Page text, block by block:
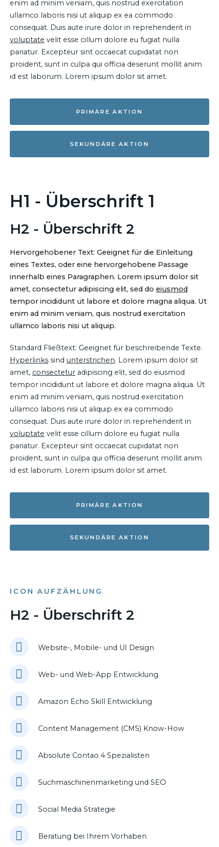
enim ad minim veniam, quis nostrud exercitation
ullamco laboris nisi ut aliquip ex ea commodo
consequat. Duis aute irure dolor in reprehenderit in
voluptate velit esse cillum dolore eu fugiat nulla
pariatur. Excepteur sint occaecat cupidatat non
proident, sunt in culpa qui officia deserunt mollit anim
id est laborum. Lorem ipsum dolor sit amet.
PRIMÄRE AKTION
SEKUNDÄRE AKTION
H1 - Überschrift 1
H2 - Überschrift 2
Hervorgehobener Text: Geeignet für die Einleitung
eines Textes, oder eine hervorgehobene Passage
innerhalb eines Paragraphen. Lorem ipsum dolor sit
amet, consectetur adipiscing elit, sed do eiusmod
tempor incididunt ut labore et dolore magna aliqua. Ut
enim ad minim veniam, quis nostrud exercitation
ullamco laboris nisi ut aliquip.
Standard Fließtext: Geeignet für beschreibende Texte.
Hyperlinks sind unterstrichen. Lorem ipsum dolor sit
amet, consectetur adipiscing elit, sed do eiusmod
tempor incididunt ut labore et dolore magna aliqua. Ut
enim ad minim veniam, quis nostrud exercitation
ullamco laboris nisi ut aliquip ex ea commodo
consequat. Duis aute irure dolor in reprehenderit in
voluptate velit esse cillum dolore eu fugiat nulla
pariatur. Excepteur sint occaecat cupidatat non
proident, sunt in culpa qui officia deserunt mollit anim
id est laborum. Lorem ipsum dolor sit amet.
PRIMÄRE AKTION
SEKUNDÄRE AKTION
ICON AUFZÄHLUNG
H2 - Überschrift 2
Website-, Mobile- und UI Design
Web- und Web-App Entwicklung
Amazon Echo Skill Entwicklung
Content Management (CMS) Know-How
Absolute Contao 4 Spezialisten
Suchmaschinenmarketing und SEO
Social Media Strategie
Beratung bei Ihrem Vorhaben